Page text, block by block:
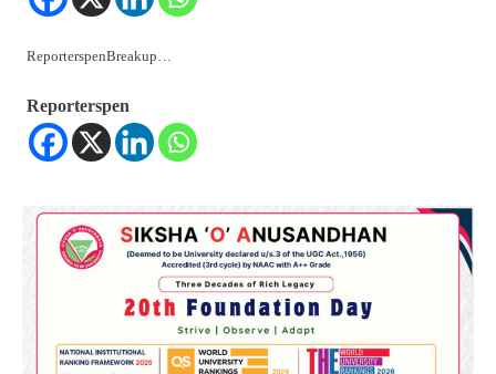
ReporterspenBreakup…
Reporterspen
Odisha Attracts Investment Proposals